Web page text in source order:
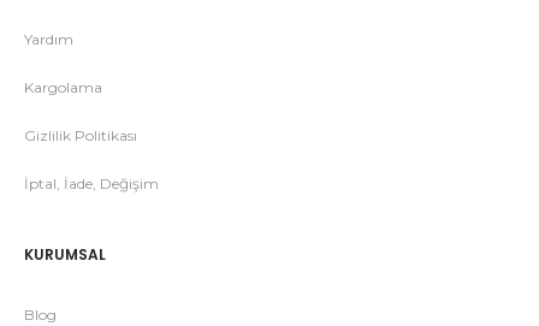
Yardım
Kargolama
Gizlilik Politikası
İptal, İade, Değişim
KURUMSAL
Blog